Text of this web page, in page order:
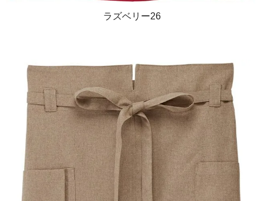
ラズベリー26